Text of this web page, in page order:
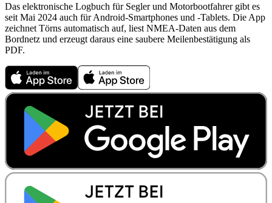
Das elektronische Logbuch für Segler und Motorbootfahrer gibt es
seit Mai 2024 auch für Android-Smartphones und -Tablets. Die App
zeichnet Törns automatisch auf, liest NMEA-Daten aus dem
Bordnetz und erzeugt daraus eine saubere Meilenbestätigung als
PDF.